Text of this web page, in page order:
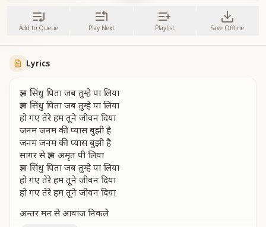
Add to Queue Play Next Playlist Save Offline
Lyrics
ज्ञान सिंधु पिता जब तुम्हे पा लिया
ज्ञान सिंधु पिता जब तुम्हे पा लिया
हो गए तेरे हम तूने जीवन दिया
जनम जनम की प्यास बुझी है
जनम जनम की प्यास बुझी है
सागर से ज्ञान अमृत पी लिया
ज्ञान सिंधु पिता जब तुम्हे पा लिया
हो गए तेरे हम तूने जीवन दिया
हो गए तेरे हम तूने जीवन दिया
अन्तर मन से आवाज निकले